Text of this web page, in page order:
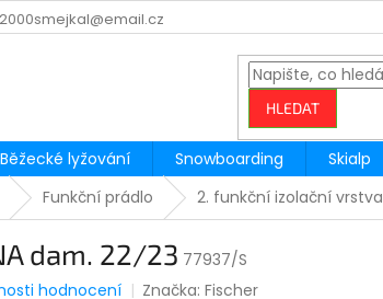
HLEDAT
Běžecké lyžování Snowboarding Skialp
Funkční prádlo 2. funkční izolační vrstva
dam. 22/23 77937/S
hodnocení Značka:Fischer